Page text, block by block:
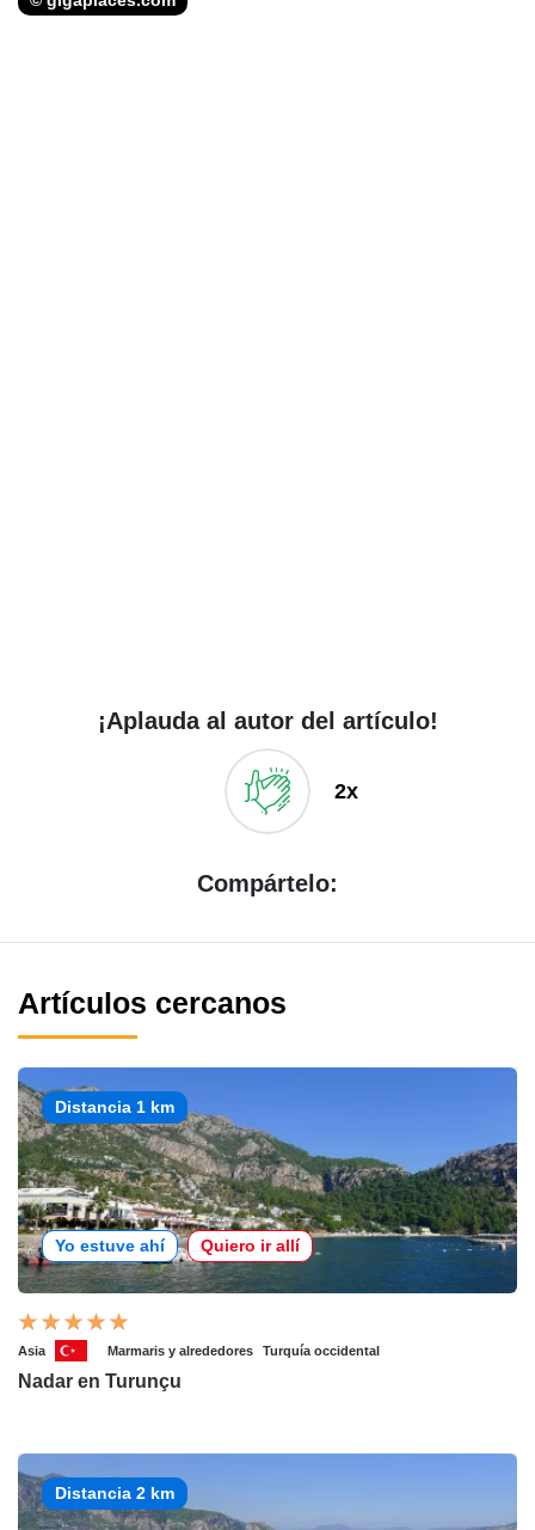
¡Aplauda al autor del artículo!
2x
Compártelo:
Artículos cercanos
Distancia 1 km
Yo estuve ahí Quiero ir allí
Asia Marmaris y alrededores Turquía occidental
Nadar en Turunçu
Distancia 2 km